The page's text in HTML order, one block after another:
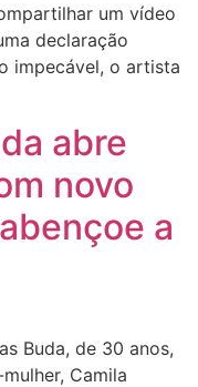
um vídeo
declaração
impecável, o artista
abre
novo
a
Buda, de 30 anos,
Camila